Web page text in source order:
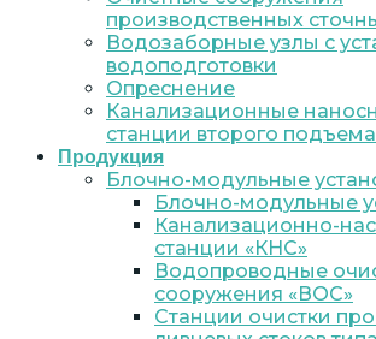
производственных
Водозаборные узлы с
водоподготовки
Опреснение
Канализационные
станции второго подъема
Продукция
Блочно-модульные
Блочно-модульные
Канализационно-
станции «КНС»
Водопроводные
сооружения «ВОС»
Станции очистки